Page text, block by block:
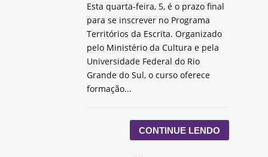
Esta quarta-feira, 5, é o prazo final
para se inscrever no Programa
Territórios da Escrita. Organizado
pelo Ministério da Cultura e pela
Universidade Federal do Rio
Grande do Sul, o curso oferece
formação...
CONTINUE LENDO